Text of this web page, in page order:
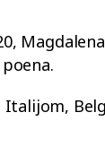
Italijom,